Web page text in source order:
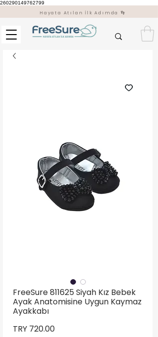
260290149762799
Hayata Atılan İlk Adımda 👣
FreeSure 811625 Siyah Kız Bebek
Ayak Anatomisine Uygun Kaymaz
Ayakkabı
TRY 720.00Price